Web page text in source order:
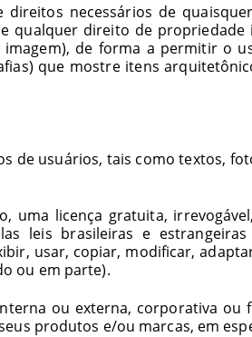
necessários de
direito de
de forma a permitir o
que mostre itens
usuários, tais como textos,
licença gratuita,
leis brasileiras e
usar, copiar, modificar,
ou em parte).
ou externa, corporativa
produtos e/ou marcas, em